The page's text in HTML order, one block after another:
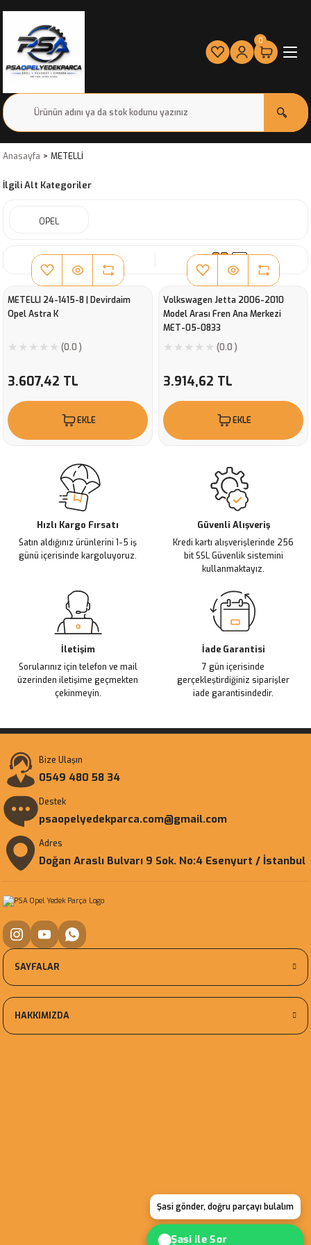
0
Anasayfa METELLİ
İlgili Alt Kategoriler
OPEL
METELLI 24-1415-8 | Devirdaim
Opel Astra K
(0.0 )
3.607,42 TL
EKLE
Volkswagen Jetta 2006-2010
Model Arası Fren Ana Merkezi
MET-05-0833
(0.0 )
3.914,62 TL
EKLE
Hızlı Kargo Fırsatı
Satın aldığınız ürünlerini 1-5 iş
günü içerisinde kargoluyoruz.
Güvenli Alışveriş
Kredi kartı alışverişlerinde 256
bit SSL Güvenlik sistemini
kullanmaktayız.
İletişim
Sorularınız için telefon ve mail
üzerinden iletişime geçmekten
çekinmeyin.
İade Garantisi
7 gün içerisinde
gerçekleştirdiğiniz siparişler
iade garantisindedir.
Bize Ulaşın
0549 480 58 34
Destek
psaopelyedekparca.com@gmail.com
Adres
Doğan Araslı Bulvarı 9 Sok. No:4 Esenyurt / İstanbul
Şasi gönder, doğru parçayı bulalım
Şasi ile Sor
SAYFALAR
HAKKIMIZDA